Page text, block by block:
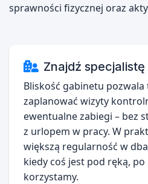
sprawności fizycznej oraz
Znajdź
Bliskość gabinetu pozwala
zaplanować wizyty
ewentualne zabiegi – bez
z urlopem w pracy. W
większą regularność w
kiedy coś jest pod ręką,
korzystamy.